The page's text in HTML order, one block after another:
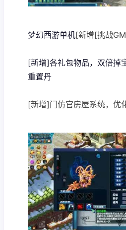
梦幻西游单机[新增[挑战
[新增]各礼包物品，双倍掉
重置丹
[新增]门仿官房屋系统，优